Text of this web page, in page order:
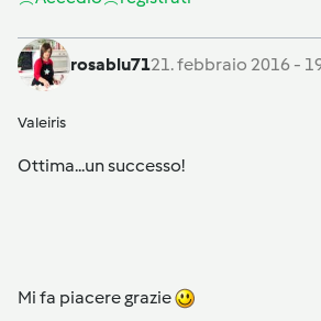
rosablu7121. febbraio 2016 -
Valeiris
Ottima...un successo!
Mi fa piacere grazie